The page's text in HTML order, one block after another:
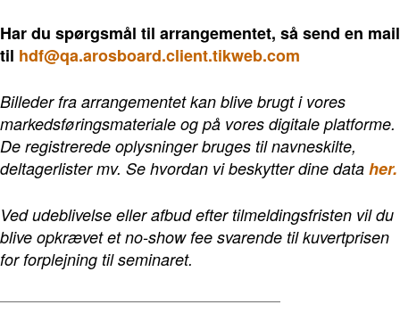
Har du spørgsmål til arrangementet, så send en mail
til hdf@qa.arosboard.client.tikweb.com
Billeder fra arrangementet kan blive brugt i vores
markedsføringsmateriale og på vores digitale platforme.
De registrerede oplysninger bruges til navneskilte,
deltagerlister mv. Se hvordan vi beskytter dine data her.
Ved udeblivelse eller afbud efter tilmeldingsfristen vil du
blive opkrævet et no-show fee svarende til kuvertprisen
for forplejning til seminaret.